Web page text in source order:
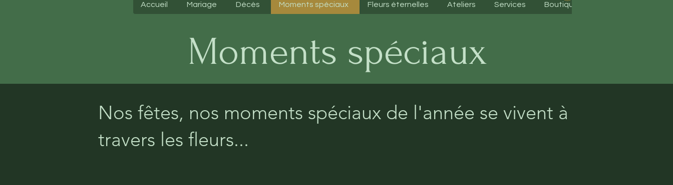
Accueil Mariage Décès Moments spéciaux Fleurs éternelles Ateliers Services Boutique en ligne
Moments spéciaux
Nos fêtes, nos moments spéciaux de l'année se vivent à
travers les fleurs...